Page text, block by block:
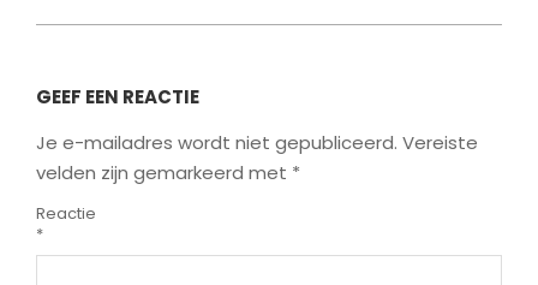
GEEF EEN REACTIE
Je e-mailadres wordt niet gepubliceerd. Vereiste
velden zijn gemarkeerd met *
Reactie
*